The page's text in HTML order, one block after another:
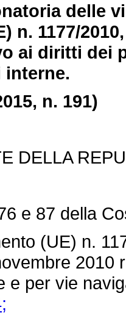
delle
n. 1177/
ai diritti dei
interne.
n. 191)
DELLA
e 87 della
(UE) n.
2010
e per vie